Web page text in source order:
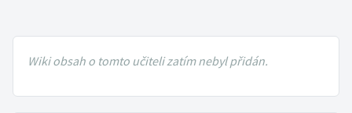
Wiki obsah o tomto učiteli zatím nebyl přidán.